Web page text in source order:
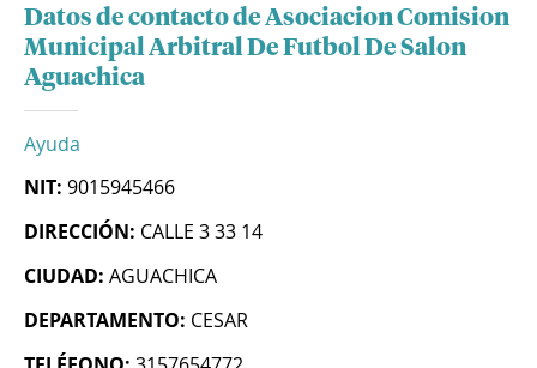
Datos de contacto de Asociacion Comision
Municipal Arbitral De Futbol De Salon
Aguachica
Ayuda
NIT: 9015945466
DIRECCIÓN: CALLE 3 33 14
CIUDAD: AGUACHICA
DEPARTAMENTO: CESAR